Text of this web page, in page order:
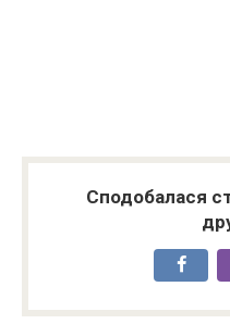
Сподобалася